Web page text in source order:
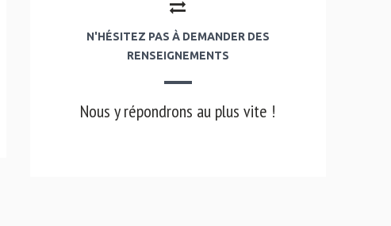
N'HÉSITEZ PAS À DEMANDER DES
RENSEIGNEMENTS
Nous y répondrons au plus vite !